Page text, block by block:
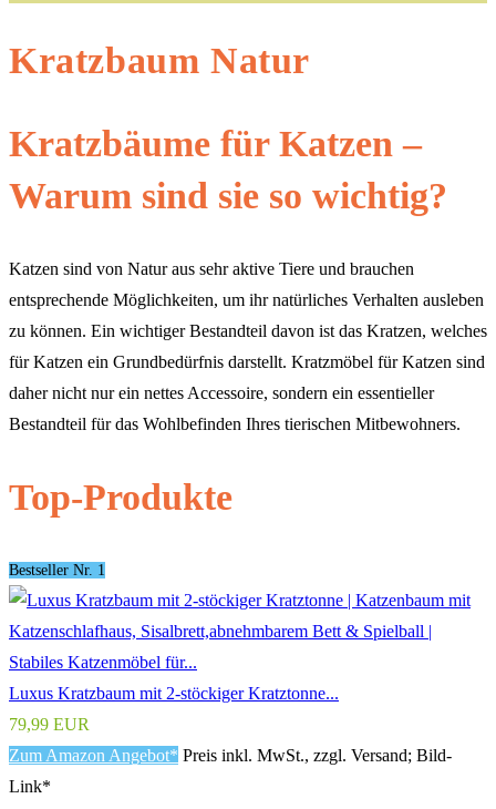
Kratzbaum Natur
Kratzbäume für Katzen –
Warum sind sie so wichtig?
Katzen sind von Natur aus sehr aktive Tiere und brauchen
entsprechende Möglichkeiten, um ihr natürliches Verhalten ausleben
zu können. Ein wichtiger Bestandteil davon ist das Kratzen, welches
für Katzen ein Grundbedürfnis darstellt. Kratzmöbel für Katzen sind
daher nicht nur ein nettes Accessoire, sondern ein essentieller
Bestandteil für das Wohlbefinden Ihres tierischen Mitbewohners.
Top-Produkte
Bestseller Nr. 1
Luxus Kratzbaum mit 2-stöckiger Kratztonne...
79,99 EUR
Zum Amazon Angebot* Preis inkl. MwSt., zzgl. Versand; Bild-
Link*